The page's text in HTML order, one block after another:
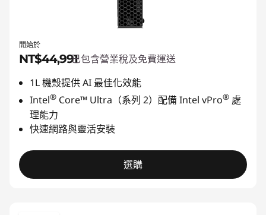
開始於
NT$44,991已包含營業稅及免費運送
1L 機殼提供 AI 最佳化效能
Intel® Core™ Ultra（系列 2）配備 Intel vPro® 處
理能力
快速網路與靈活安裝
選購